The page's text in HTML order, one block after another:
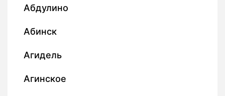
Абдулино
Абинск
Агидель
Агинское